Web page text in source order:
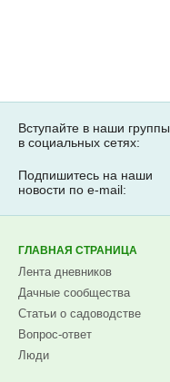
Вступайте в наши группы
в социальных сетях:
Подпишитесь на наши
новости по e-mail:
ГЛАВНАЯ СТРАНИЦА
Лента дневников
Дачные сообщества
Статьи о садоводстве
Вопрос-ответ
Люди